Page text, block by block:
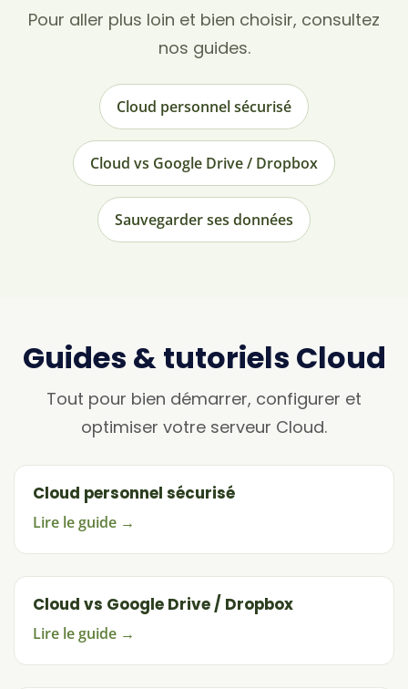
Pour aller plus loin et bien choisir, consultez
nos guides.
Cloud personnel sécurisé
Cloud vs Google Drive / Dropbox
Sauvegarder ses données
Guides & tutoriels Cloud
Tout pour bien démarrer, configurer et
optimiser votre serveur Cloud.
Cloud personnel sécurisé
Lire le guide →
Cloud vs Google Drive / Dropbox
Lire le guide →